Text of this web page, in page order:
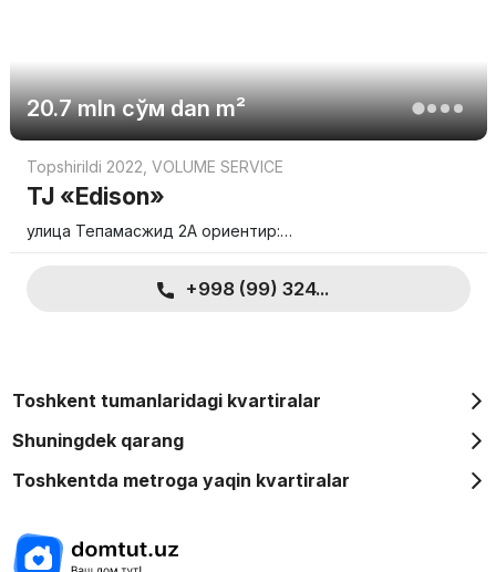
20.7 mln сўмdan m²
Topshirildi 2022 VOLUME SERVICE
TJ «Edison»
улица Тепамасжид 2А ориентир:…
+998 (99) 324...
Toshkent tumanlaridagi kvartiralar
Shuningdek qarang
Toshkentda metroga yaqin kvartiralar